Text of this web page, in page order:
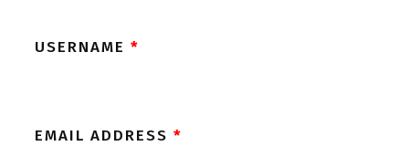
USERNAME *
EMAIL ADDRESS *